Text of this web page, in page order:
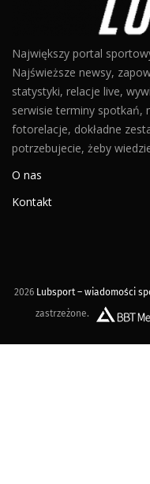
Największy portal
Najświeższe newsy,
statystyki, relacje live,
serwisie terminy spotkań,
fotorelacje, dokładne
potrzebujecie, żeby
O nas
Kontakt
2026 Lubsport – wiadomości
zastrzeżone.